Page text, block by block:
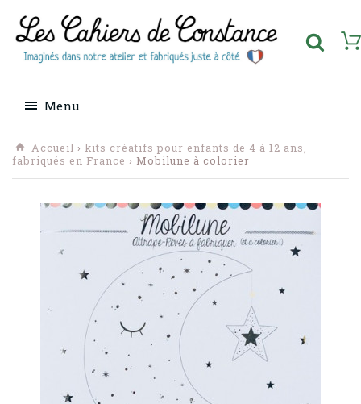
Menu
Accueil › kits créatifs pour enfants de 4 à 12 ans,
fabriqués en France › Mobilune à colorier